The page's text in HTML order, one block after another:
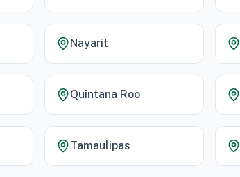
Nayarit
Quintana Roo
Tamaulipas